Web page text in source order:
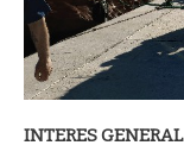
INTERES GENERAL